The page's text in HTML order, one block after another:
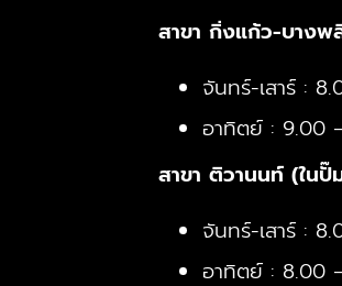
สาขา กิ่งแก้ว-บางพ
จันทร์-เสาร์ :
อาทิตย์ : 9.00
สาขา ติวานนท์ (ในปั๊
จันทร์-เสาร์ :
อาทิตย์ : 8.00